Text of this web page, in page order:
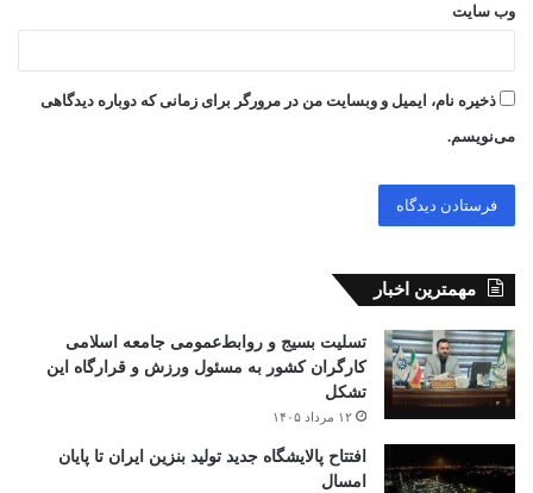
وب‌ سایت
ذخیره نام، ایمیل و وبسایت من در مرورگر برای زمانی که دوباره دیدگاهی
می‌نویسم.
مهمترین اخبار
تسلیت بسیج و روابط‌عمومی جامعه اسلامی
کارگران کشور به مسئول ورزش و قرارگاه این
تشکل
۱۲ مرداد ۱۴۰۵
افتتاح ‌پالایشگاه جدید تولید بنزین ایران تا پایان
امسال